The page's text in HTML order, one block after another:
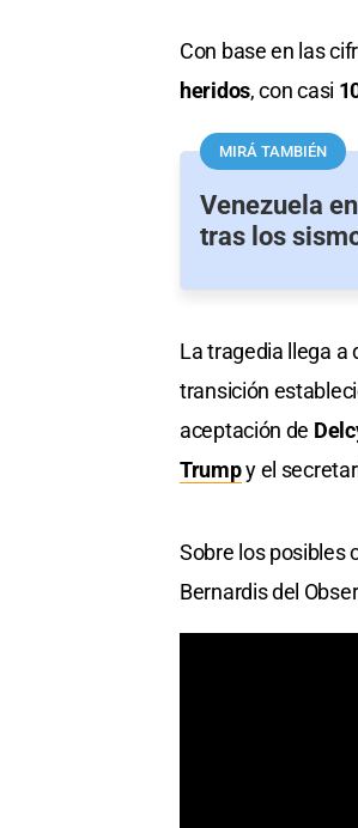
Con base en las
heridos, con casi
MIRÁ TAMBIÉN
Venezuela
tras los
La tragedia llega a
transición
aceptación de
Trumpy el
Sobre los posibles
Bernardis del